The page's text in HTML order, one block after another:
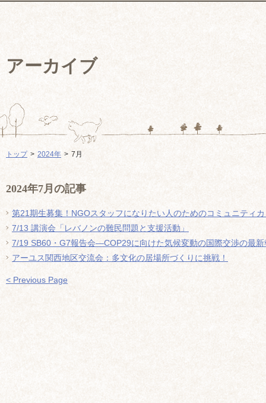
アーカイブ
トップ 2024年 7月
2024年7月の記事
第21期生募集！NGOスタッフになりたい人のためのコミュニティ
7/13 講演会「レバノンの難民問題と支援活動」
7/19 SB60・G7報告会―COP29に向けた気候変動の国際交渉の最新
アーユス関西地区交流会：多文化の居場所づくりに挑戦！
< Previous Page